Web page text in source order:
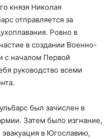
князя Николая
отправляется за
Ровно в
в создании Военно-
с началом Первой
руководство всеми
был зачислен в
Затем было изгнание,
в Югославию,